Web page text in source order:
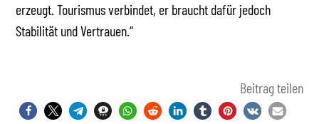
erzeugt. Tourismus verbindet, er braucht dafür jedoch
Stabilität und Vertrauen.“
Beitrag teilen